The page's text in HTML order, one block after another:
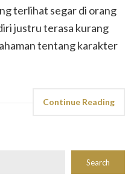
terlihat segar di orang
justru terasa kurang
tentang karakter
Continue Reading
Search